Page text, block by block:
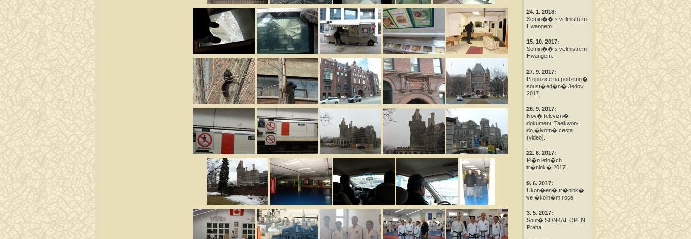
24. 1. 2018:
Semin�� s velmistrem
Hwangem.
15. 10. 2017:
Semin�� s velmistrem
Hwangem.
27. 9. 2017:
Propozice na podzimn�
soust�ed�n� Jedov
2017.
26. 9. 2017:
Nov� televizn�
dokument: Taekwon-
do,�ivotn� cesta
(video).
22. 6. 2017:
Pl�n letn�ch
tr�nink� 2017
9. 6. 2017:
Ukon�en� tr�nink�
ve �koln�m roce.
3. 5. 2017:
Sout� SONKAL OPEN
Praha